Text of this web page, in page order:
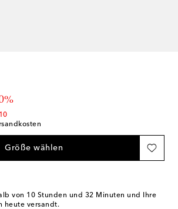
Größe wählen
von 10 Stunden und 32 Minuten und Ihre
heute versandt.